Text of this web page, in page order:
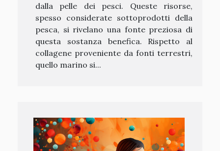
dalla pelle dei pesci. Queste risorse,
spesso considerate sottoprodotti della
pesca, si rivelano una fonte preziosa di
questa sostanza benefica. Rispetto al
collagene proveniente da fonti terrestri,
quello marino si...